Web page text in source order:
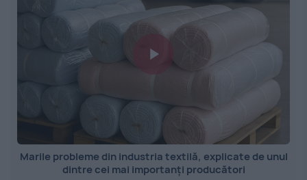
Marile probleme din industria textilă, explicate de unul
dintre cei mai importanți producători